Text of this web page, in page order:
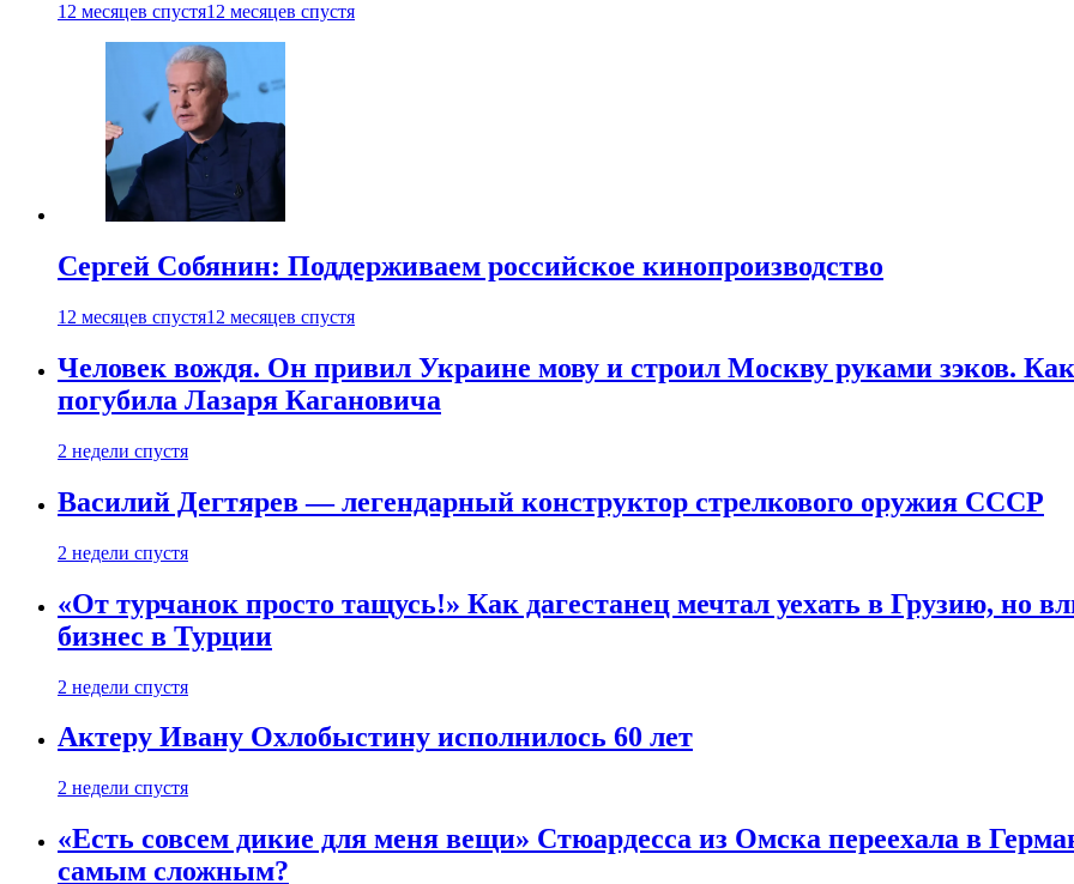
12 месяцев спустя12 месяцев спустя
Сергей Собянин: Поддерживаем российское кинопроизводство
12 месяцев спустя12 месяцев спустя
Человек вождя. Он привил Украине мову и строил Москву руками зэков.
погубила Лазаря Кагановича
2 недели спустя
Василий Дегтярев — легендарный конструктор стрелкового оружия СССР
2 недели спустя
«От турчанок просто тащусь!» Как дагестанец мечтал уехать в Грузию, но
бизнес в Турции
2 недели спустя
Актеру Ивану Охлобыстину исполнилось 60 лет
2 недели спустя
«Есть совсем дикие для меня вещи» Стюардесса из Омска переехала в
самым сложным?